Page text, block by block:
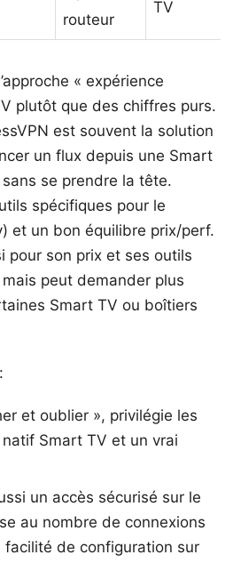
routeur
TV
« expérience
plutôt que des chiffres purs.
est souvent la solution
un flux depuis une Smart
se prendre la tête.
spécifiques pour le
et un bon équilibre prix/perf.
pour son prix et ses outils
mais peut demander plus
Smart TV ou boîtiers
et oublier », privilégie les
Smart TV et un vrai
un accès sécurisé sur le
au nombre de connexions
facilité de configuration sur